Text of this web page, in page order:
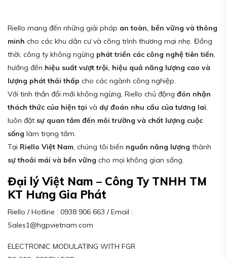
Riello mang đến những giải pháp an toàn, bền vững và thông
minh cho các khu dân cư và công trình thương mại nhẹ. Đồng
thời, công ty không ngừng phát triển các công nghệ tiên tiến,
hướng đến hiệu suất vượt trội, hiệu quả năng lượng cao và
lượng phát thải thấp cho các ngành công nghiệp.
Với tinh thần đổi mới không ngừng, Riello chủ động đón nhận
thách thức của hiện tại và dự đoán nhu cầu của tương lai,
luôn đặt sự quan tâm đến môi trường và chất lượng cuộc
sống làm trọng tâm.
Tại Riello Việt Nam, chúng tôi biến nguồn năng lượng thành
sự thoải mái và bền vững cho mọi không gian sống.
Đại lý Việt Nam – Công Ty TNHH TM
KT Hưng Gia Phát
Riello / Hotline : 0938 906 663 / Email :
Sales1@hgpvietnam.com
ELECTRONIC MODULATING WITH FGR